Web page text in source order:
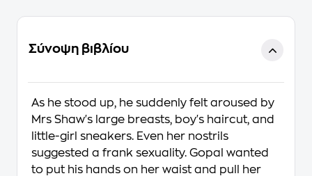
Σύνοψη βιβλίου
As he stood up, he suddenly felt aroused by
Mrs Shaw's large breasts, boy's haircut, and
little-girl sneakers. Even her nostrils
suggested a frank sexuality. Gopal wanted
to put his hands on her waist and pull her